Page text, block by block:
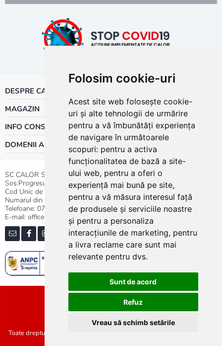
Folosim cookie-uri
Acest site web folosește cookie-
uri și alte tehnologii de urmărire
pentru a vă îmbunătăți experiența
de navigare în următoarele
scopuri: pentru a activa
funcționalitatea de bază a site-
ului web, pentru a oferi o
experiență mai bună pe site,
pentru a vă măsura interesul față
de produsele și serviciile noastre
și pentru a personaliza
interacțiunile de marketing, pentru
a livra reclame care sunt mai
relevante pentru dvs.
Sunt de acord
Refuz
Vreau să schimb setările
DESPRE CALOR
MAGAZIN
INFO CONSUMATOR
DOMENII ACTIVITATE
SC CALOR SRL
Sos.Progresului nr.30-40, Sector 5, Bucuresti
Cod Unic de Inregistrare: RO 3004724
Numarul din Registrul Comertului:J40/13176/1991
Telefoane: 0737.23.44.44|021.411.44.44
E-mail: office@calor.ro
Toate drepturile rezervate SC Calor SRL :: Copyright 2021 :: Realizat de